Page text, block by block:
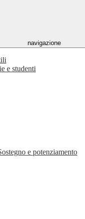
navigazione
e studenti
e potenziamento